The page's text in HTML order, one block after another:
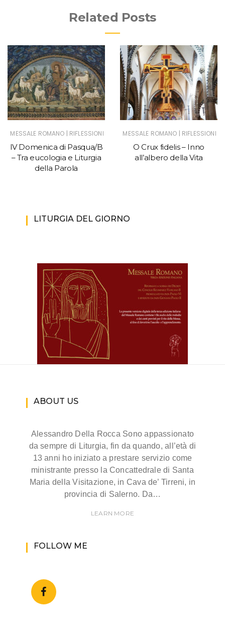
Related Posts
MESSALE ROMANO | RIFLESSIONI
IV Domenica di Pasqua/B
– Tra eucologia e Liturgia
della Parola
MESSALE ROMANO | RIFLESSIONI
O Crux fidelis – Inno
all’albero della Vita
LITURGIA DEL GIORNO
ABOUT US
Alessandro Della Rocca Sono appassionato
da sempre di Liturgia, fin da quando, all’età di
13 anni ho iniziato a prestare servizio come
ministrante presso la Concattedrale di Santa
Maria della Visitazione, in Cava de’ Tirreni, in
provincia di Salerno. Da…
LEARN MORE
FOLLOW ME